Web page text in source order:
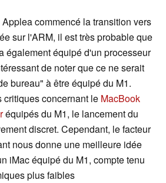
commencé la transition vers
sur l'ARM, il est très probable que
également équipé d'un processeur
de noter que ce ne serait
bureau" à être équipé du M1.
concernant le MacBook
équipés du M1, le lancement du
discret. Cependant, le facteur
nous donne une meilleure idée
iMac équipé du M1, compte tenu
plus faibles